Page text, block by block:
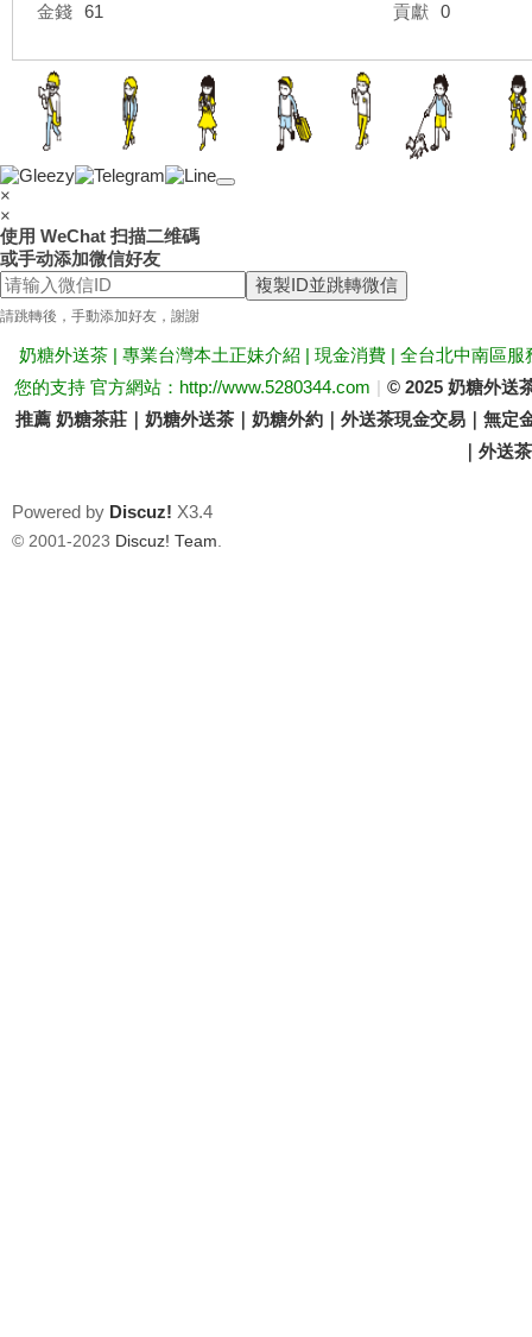
外
送
茶
金錢 61 貢獻 0
×
×
使用 WeChat 扫描二维碼
或手动添加微信好友
複製ID並跳轉微信
請跳轉後，手動添加好友，謝謝
奶糖外送茶 | 專業台灣本土正妹介紹 | 現金消費 | 全台北中南區
您的支持 官方網站：http://www.5280344.com | © 2025 奶糖外送
推薦 奶糖茶莊｜奶糖外送茶｜奶糖外約｜外送茶現金交易｜無
｜外送
Powered by Discuz! X3.4
© 2001-2023 Discuz! Team.